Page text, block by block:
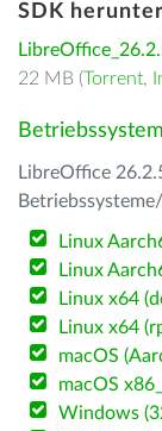
SDK
22 MB (Torrent,
LibreOffice
Linux
Linux
Linux x64
Linux x64
macOS
macOS
Windows